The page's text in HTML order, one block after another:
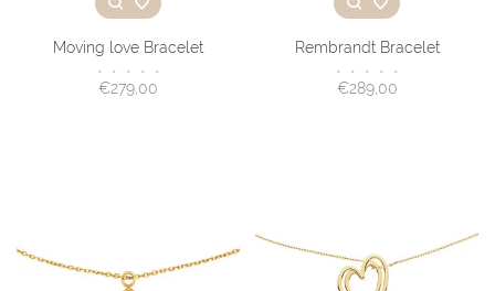
Moving love Bracelet
• • • • •
€279,00
Rembrandt Bracelet
• • • • •
€289,00